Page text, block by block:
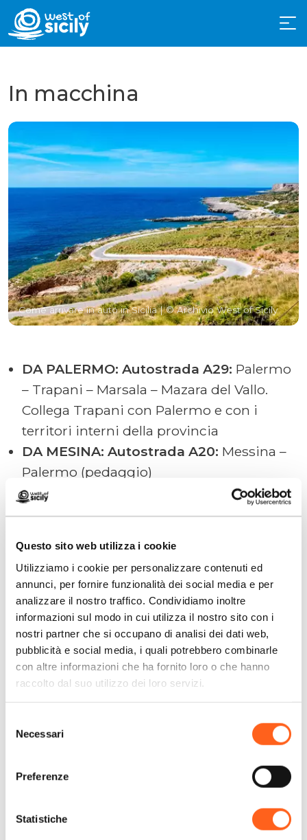
Questo sito web utilizza i cookie
Utilizziamo i cookie per personalizzare contenuti ed
annunci, per fornire funzionalità dei social media e per
analizzare il nostro traffico. Condividiamo inoltre
informazioni sul modo in cui utilizza il nostro sito con i
nostri partner che si occupano di analisi dei dati web,
pubblicità e social media, i quali potrebbero combinarle
con altre informazioni che ha fornito loro o che hanno
raccolto dal suo utilizzo dei loro servizi.
delNecessari
Preferenze
Statistiche
In macchina
Come arrivare in auto in Sicilia| © Archivio West of Sicily
DA PALERMO: Autostrada A29: Palermo
– Trapani – Marsala – Mazara del Vallo.
Collega Trapani con Palermo e con i
territori interni della provincia
DA MESINA: Autostrada A20: Messina –
Palermo (pedaggio)
DA CATANIA:
Catania –
Palermo
Noleggio auto:
Presso gli aeroporti e i maggiori porti
delle città siciliane è possibile
noleggiare automobili con le maggiori
aziende del settore, per vivere un
viaggio di continua scoperta in questo
lembo di Sicilia.
Informazioni utili:
CISS:viaggiare informati
Autostrade:
Traffico, Percorsi e Pedaggi |